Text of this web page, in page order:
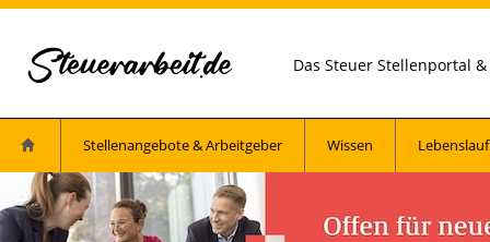
Das Steuer Stellenportal
Stellenangebote & Arbeitgeber Wissen Lebenslauf